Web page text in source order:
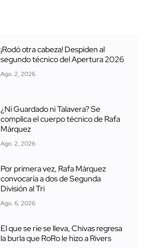
¡Rodó otra cabeza! Despiden al
segundo técnico del Apertura 2026
Ago. 2, 2026
¿Ni Guardado ni Talavera? Se
complica el cuerpo técnico de Rafa
Márquez
Ago. 2, 2026
Por primera vez, Rafa Márquez
convocaría a dos de Segunda
División al Tri
Ago. 6, 2026
El que se ríe se lleva, Chivas regresa
la burla que RoRo le hizo a Rivers